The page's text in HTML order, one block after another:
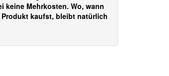
keine Mehrkosten. Wo, wann
kaufst, bleibt natürlich